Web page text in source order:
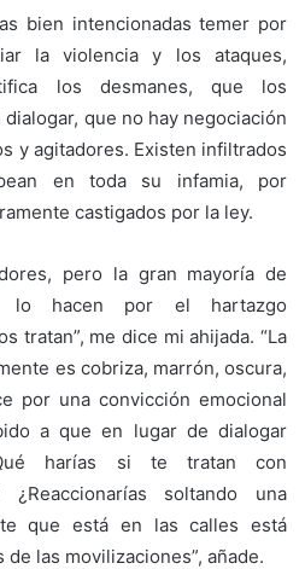
bien intencionadas temer por
la violencia y los ataques,
los desmanes, que los
que no hay negociación
y agitadores. Existen infiltrados
en toda su infamia, por
castigados por la ley.
pero la gran mayoría de
lo hacen por el hartazgo
tratan”, me dice mi ahijada. “La
es cobriza, marrón, oscura,
por una convicción emocional
a que en lugar de dialogar
harías si te tratan con
¿Reaccionarías soltando una
que está en las calles está
las movilizaciones”, añade.